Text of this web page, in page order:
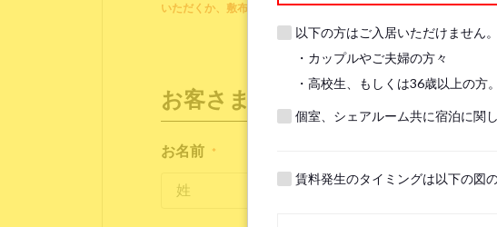
いただくか、敷布団をご用意ください。他に、枕や掛け布団をご持
お客さま情報
お名前 *
以下の方はご入居いただけません。
・カップルやご夫婦の方々
・高校生、もしくは36歳以上の方
個室、シェアルーム共に宿泊に関
賃料発生のタイミングは以下の図の